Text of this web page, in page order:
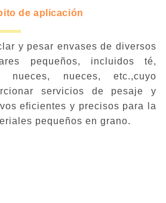
de aplicación
y pesar envases de diversos
pequeños, incluidos té,
nueces, nueces, etc.,cuyo
servicios de pesaje y
eficientes y precisos para la
pequeños en grano.